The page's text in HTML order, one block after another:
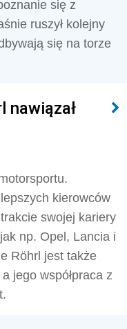
się z
ruszył kolejny
się na torze
nawiązał
kierowców
swojej kariery
np. Opel, Lancia i
Röhrl jest także
jego współpraca z